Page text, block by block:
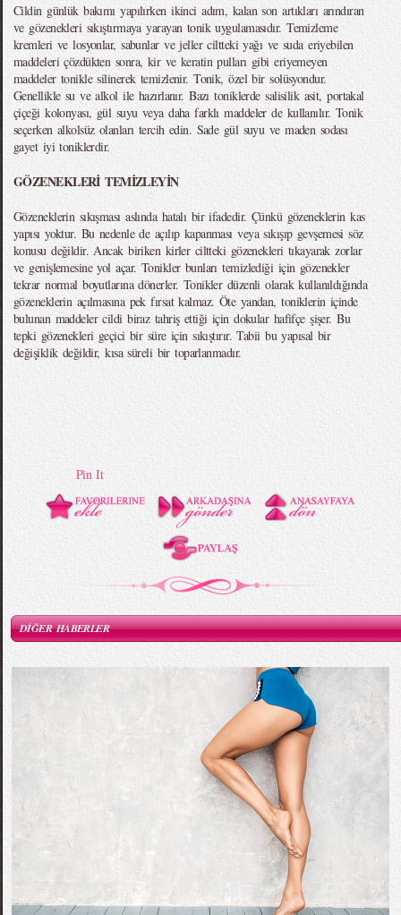
Cildin günlük bakımı yapılırken ikinci adım, kalan son artıkları arındıran
ve gözenekleri sıkıştırmaya yarayan tonik uygulamasıdır. Temizleme
kremleri ve losyonlar, sabunlar ve jeller ciltteki yağı ve suda eriyebilen
maddeleri çözdükten sonra, kir ve keratin pulları gibi eriyemeyen
maddeler tonikle silinerek temizlenir. Tonik, özel bir solüsyondur.
Genellikle su ve alkol ile hazırlanır. Bazı toniklerde salisilik asit, portakal
çiçeği kolonyası, gül suyu veya daha farklı maddeler de kullanılır. Tonik
seçerken alkolsüz olanları tercih edin. Sade gül suyu ve maden sodası
gayet iyi toniklerdir.
GÖZENEKLERİ TEMİZLEYİN
Gözeneklerin sıkışması aslında hatalı bir ifadedir. Çünkü gözeneklerin kas
yapısı yoktur. Bu nedenle de açılıp kapanması veya sıkışıp gevşemesi söz
konusu değildir. Ancak biriken kirler ciltteki gözenekleri tıkayarak zorlar
ve genişlemesine yol açar. Tonikler bunları temizlediği için gözenekler
tekrar normal boyutlarına dönerler. Tonikler düzenli olarak kullanıldığında
gözeneklerin açılmasına pek fırsat kalmaz. Öte yandan, toniklerin içinde
bulunan maddeler cildi biraz tahriş ettiği için dokular hafifçe şişer. Bu
tepki gözenekleri geçici bir süre için sıkıştırır. Tabii bu yapısal bir
değişiklik değildir, kısa süreli bir toparlanmadır.
Pin It
DİĞER HABERLER